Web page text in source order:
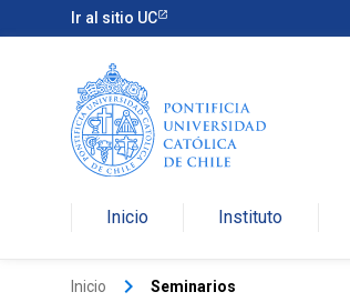
Ir al sitio UC
Inicio Instituto
Inicio keyboard_arrow_right Seminarios